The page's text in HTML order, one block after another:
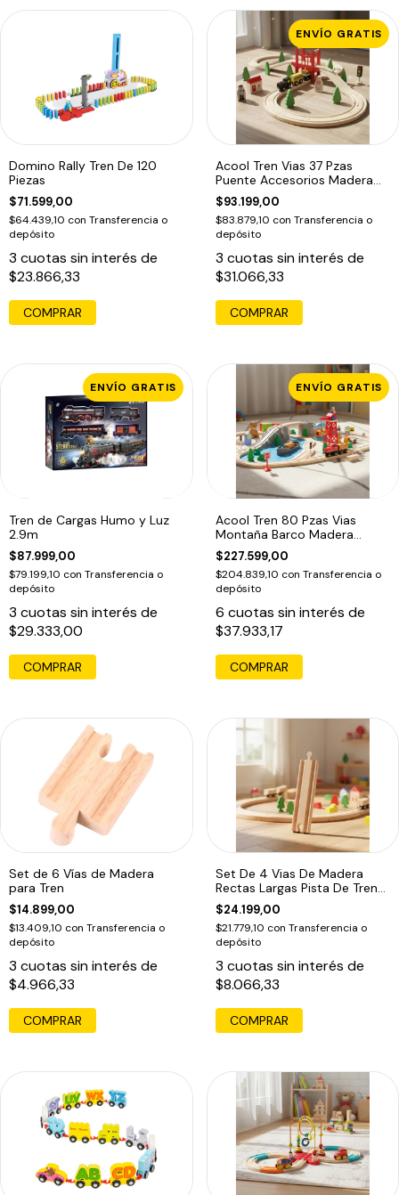
Domino Rally Tren De 120
Piezas
$71.599,00
$64.439,10 con Transferencia o
depósito
3 cuotas sin interés de
$23.866,33
COMPRAR
ENVÍO GRATIS
Acool Tren Vias 37 Pzas
Puente Accesorios Madera
Ac7504
$93.199,00
$83.879,10 con Transferencia o
depósito
3 cuotas sin interés de
$31.066,33
ENVÍO GRATIS
Tren de Cargas Humo y Luz
2.9m
$87.999,00
$79.199,10 con Transferencia o
depósito
3 cuotas sin interés de
$29.333,00
ENVÍO GRATIS
Acool Tren 80 Pzas Vias
Montaña Barco Madera
Ac7521
$227.599,00
$204.839,10 con Transferencia o
depósito
6 cuotas sin interés de
$37.933,17
COMPRAR
Set de 6 Vías de Madera
para Tren
$14.899,00
$13.409,10 con Transferencia o
depósito
3 cuotas sin interés de
$4.966,33
Set De 4 Vias De Madera
Rectas Largas Pista De Tren
Acool
$24.199,00
$21.779,10 con Transferencia o
depósito
3 cuotas sin interés de
$8.066,33